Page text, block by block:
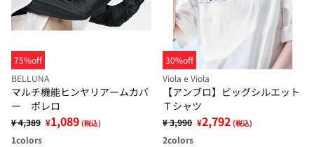
75%off
BELLUNA
マルチ機能ヒンヤリアームカバ
ー ボレロ
¥ 4,389 ¥1,089 (税込)
1colors
30%off
Viola e Viola
【アンブロ】ビッグシルエット
Ｔシャツ
¥ 3,990 ¥2,792 (税込)
2colors